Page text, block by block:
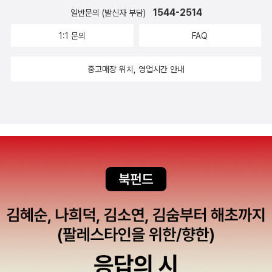
이 책에서는 임신 중 약이 되는 음식과 해가 되는 음식도 알려주고 있
어요.저도 우리 첫아이 뱃속에 있을 때 인터넷 카페 같은 데서 “이거
리해놓으니 많은 참고가 되네요.특히 저처럼 음식 안 가리고 먹는 엄
았었는데 이 책을 보고 좀 해소가 됐어요.아이 출산할 때 다들 무통분
게 단점도 있다는군요.책에 몇 가지가 나오긴 했는데 그 중 한 가지를
소개하자면 힘을 주기 어렵다는 건데요, 제가 그 경우였어요.물론 무
통 덕에 천국을 맛보긴 했는데 첫 번째 무통 맞고 시간이 애매해서 한
번 더 맞았더니정작 아기가 나올 때는 힘을 못 줬답니다.전 나름 힘주
고 있는 건데 힘이 안 들어가더라구요. 안 그래도 신랑이랑 무통 땜에
더 그랬던 것 같다고 얘기했는데 이 책 보고 확실히 무통의 영향이었
태에 따라 자신은 물론 아이의 평생이 좌우된다.​​​​​​​​​​​​​​​준비해야 할 출산용
품은 배냇저고리, 신생아 내의, 신생아 모자, 우주복, 손싸개, 발싸개,
개, 이불, 요세트, 방수요, 무릎담요, 젖병, 유축기, 소독기 세트, 젖꼭
때 포대기, 유아침대, 흔들침대, 모빌 딸랑이, 기저귀가방, 카시트, 유
모차, 보행기, 이유식기, 빨대컵이다.정말 필요한 게 많고 돈도 많이
을 함부로 먹는 것이다.태아에게 심각한 기형과 유산 등을 일으키기
때문에 임신 전에 반드시 필요한 예방접종은 풍진이다.임신 전에 배
워 두면 좋은 운동은 수영이다.임신 전부터 지키면 좋은 식습관은 등
푸른 생선을 일주일에 2회 먹는다.비만인 상태로 임신을 했을 때 난
명되어 있어서 실제 임신을 준비하고 있는 모든 사람들에게 매우 유
행동하나가 태아에게 해가 될 까봐 많이 신경이 쓰인다. 엄마가 임신
유용했던 것은 올바른 약물 사용과 병원치료였다. 엄마도 열 달동안
먹고 단백질도 더 좋은 것을 찾아 먹으라고 자세히 알려주고 있다. 임
산부에게 이렇게 다양한 영양제와 필요 음식들이 많이 있는지 몰랐
다. 단순히 임산부가 먹는 것에서 벗어나서 어떻게 하면 건강한 임신
을 유지할수 있는지 알려주고 있다.​고령 임신, 임신중독증, 임신성 당
뇨,조기 진통, 쌍태아의 경우 고위험 임신이라고 한다. 고위험 임신의
경우 일반 임신보다는 세심한 주의가 필요하다 조금만 신경쓰면 위험
일반문의 (발신자 부담) 1544-2514
1:1 문의 FAQ
중고매장 위치, 영업시간 안내